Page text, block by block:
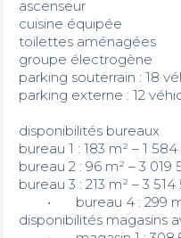
ascenseur
cuisine équipée
toilettes aménagées
groupe électrogène
parking souterrain : 18
parking externe : 12
disponibilités bureaux
bureau 1 : 183 m² – 1
bureau 2 : 96 m² – 3 019
bureau 3 : 213 m² – 3
disponibilités magasins